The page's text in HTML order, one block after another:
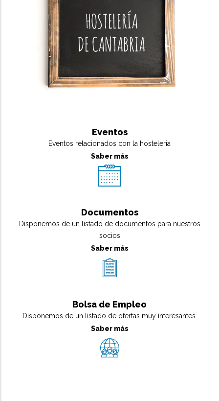
Eventos
Eventos relacionados con la hosteleria
Saber más
Documentos
Disponemos de un listado de documentos para nuestros
socios
Saber más
Bolsa de Empleo
Disponemos de un listado de ofertas muy interesantes.
Saber más